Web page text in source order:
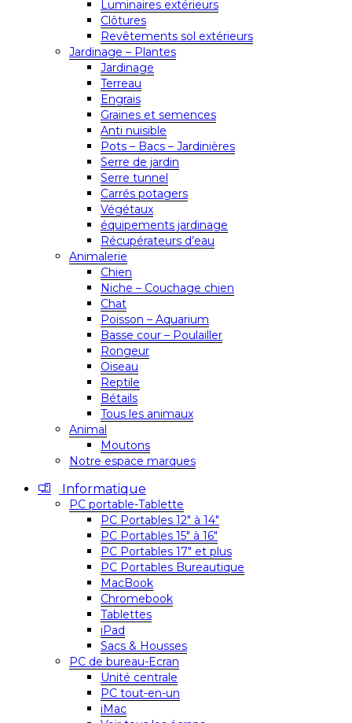
Luminaires extérieurs
Clôtures
Revêtements sol extérieurs
Jardinage – Plantes
Jardinage
Terreau
Engrais
Graines et semences
Anti nuisible
Pots – Bacs – Jardinières
Serre de jardin
Serre tunnel
Carrés potagers
Végétaux
équipements jardinage
Récupérateurs d’eau
Animalerie
Chien
Niche – Couchage chien
Chat
Poisson – Aquarium
Basse cour – Poulailler
Rongeur
Oiseau
Reptile
Bétails
Tous les animaux
Animal
Moutons
Notre espace marques
Informatique
PC portable-Tablette
PC Portables 12″ à 14″
PC Portables 15″ à 16″
PC Portables 17″ et plus
PC Portables Bureautique
MacBook
Chromebook
Tablettes
iPad
Sacs & Housses
PC de bureau-Ecran
Unité centrale
PC tout-en-un
iMac